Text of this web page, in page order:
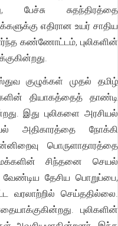
பேச்சு சுதந்திரத்தை
எதிரான உயர் சாதிய
கண்ணோட்டம், புலிகளின்
குழுக்கள் முதல் தமிழ்
தியாகத்தைத் தாண்டி
இது புலிகளை அரசியல்
அதிகாரத்தை நோக்கி
பொருளாதாரத்தை
சிந்தனை செயல்
தேசிய பொறுப்பை,
வரலாற்றில் செய்ததில்லை.
புலிகளின்